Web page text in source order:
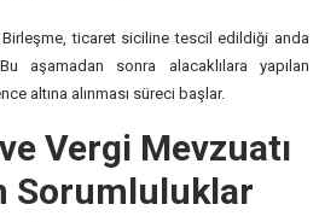
Birleşme, ticaret siciline tescil edildiği anda
aşamadan sonra alacaklılara yapılan
altına alınması süreci başlar.
Vergi Mevzuatı
Sorumluluklar